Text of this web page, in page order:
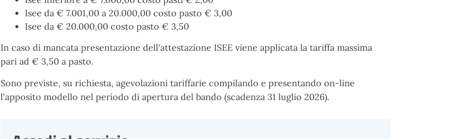
Isee da € 7.001,00 a 20.000,00 costo pasto € 3,00
Isee da € 20.000,00 costo pasto € 3,50
In caso di mancata presentazione dell'attestazione ISEE viene applicata la tariffa massima
pari ad € 3,50 a pasto.
Sono previste, su richiesta, agevolazioni tariffarie compilando e presentando on-line
l'apposito modello nel periodo di apertura del bando (scadenza 31 luglio 2026).